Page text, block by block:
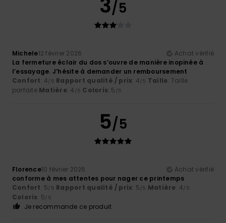
3/5
Michele12 février 2026
Achat vérifié
La fermeture éclair du dos s’ouvre de manière inopinée à
l’essayage. J’hésite à demander un remboursement
Confort: 4/5 Rapport qualité / prix: 4/5 Taille: Taille
parfaite Matière: 4 /5 Coloris: 5 /5
5/5
Florence10 février 2026
Achat vérifié
conforme à mes attentes pour nager ce printemps
Confort: 5/5 Rapport qualité / prix: 5/5 Matière: 4/5
Coloris: 5/5
Je recommande ce produit